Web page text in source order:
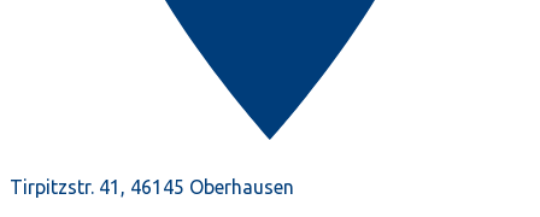
Tirpitzstr. 41, 46145 Oberhausen